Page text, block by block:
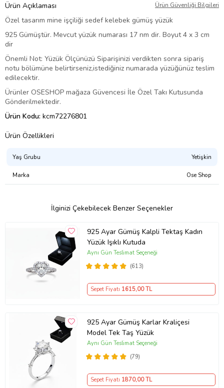
Ürün Açıklaması Ürün Güvenliği Bilgileri
Özel tasarım mine işçiliği sedef kelebek gümüş yüzük
925 Gümüştür. Mevcut yüzük numarası 17 nm dir. Boyut 4 x 3 cm
dir
Önemli Not: Yüzük Ölçünüzü Siparişinizi verdikten sonra sipariş
notu bölümüne belirtirseniz,istediğiniz numarada yüzüğünüz teslim
edilecektir.
Ürünler OSESHOP mağaza Güvencesi İle Özel Takı Kutusunda
Gönderilmektedir.
Ürün Kodu: kcm72276801
Ürün Özellikleri
Yaş Grubu Yetişkin
Marka Ose Shop
İlginizi Çekebilecek Benzer Seçenekler
925 Ayar Gümüş Kalpli Tektaş Kadın
Yüzük Işıklı Kutuda
(613)
Aynı Gün Teslimat Seçeneği
Sepet Fiyatı 1615,00 TL
925 Ayar Gümüş Karlar Kraliçesi
Model Tek Taş Yüzük
(79)
Aynı Gün Teslimat Seçeneği
Sepet Fiyatı 1870,00 TL